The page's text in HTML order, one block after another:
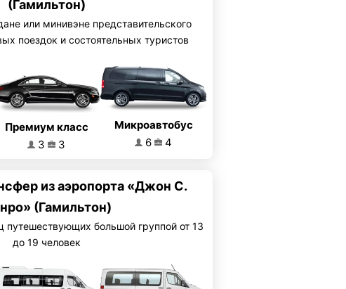
(Гамильтон)
или минивэне представительского
поездок и состоятельных туристов
Премиум класс
3
3
Микроавтобус
6
4
из аэропорта «Джон С.
(Гамильтон)
путешествующих большой группой от 13
до 19 человек